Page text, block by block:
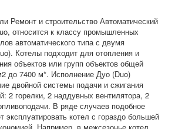
Ремонт и строительство Автоматический
относится к классу промышленных
автоматического типа с двумя
Котелы подходит для отопления и
объектов или групп объектов общей
до 7400 м*. Исполнение Дуо (Duo)
двойной системы подачи и сжигания
2 горелки, 2 наддувных вентилятора, 2
В ряде случаев подобное
эксплуатировать котел с гораздо большей